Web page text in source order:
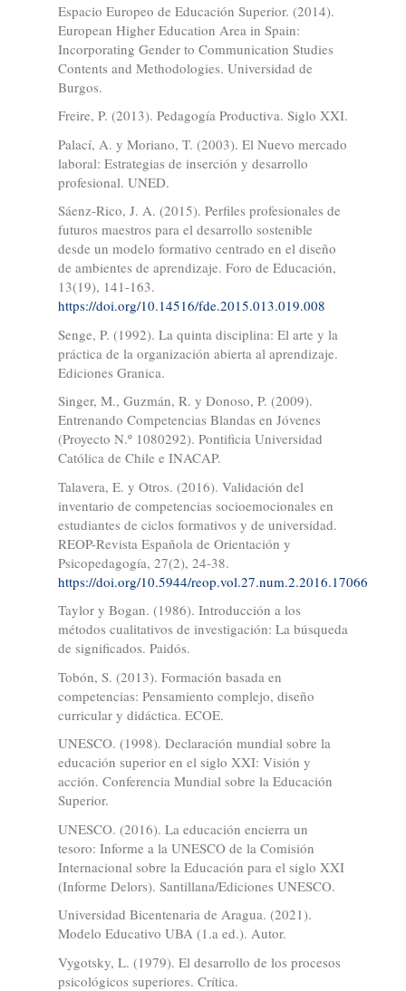
Espacio Europeo de Educación Superior. (2014).
European Higher Education Area in Spain:
Incorporating Gender to Communication Studies
Contents and Methodologies. Universidad de
Burgos.
Freire, P. (2013). Pedagogía Productiva. Siglo XXI.
Palací, A. y Moriano, T. (2003). El Nuevo mercado
laboral: Estrategias de inserción y desarrollo
profesional. UNED.
Sáenz-Rico, J. A. (2015). Perfiles profesionales de
futuros maestros para el desarrollo sostenible
desde un modelo formativo centrado en el diseño
de ambientes de aprendizaje. Foro de Educación,
13(19), 141-163.
https://doi.org/10.14516/fde.2015.013.019.008
Senge, P. (1992). La quinta disciplina: El arte y la
práctica de la organización abierta al aprendizaje.
Ediciones Granica.
Singer, M., Guzmán, R. y Donoso, P. (2009).
Entrenando Competencias Blandas en Jóvenes
(Proyecto N.º 1080292). Pontificia Universidad
Católica de Chile e INACAP.
Talavera, E. y Otros. (2016). Validación del
inventario de competencias socioemocionales en
estudiantes de ciclos formativos y de universidad.
REOP-Revista Española de Orientación y
Psicopedagogía, 27(2), 24-38.
https://doi.org/10.5944/reop.vol.27.num.2.2016.17066
Taylor y Bogan. (1986). Introducción a los
métodos cualitativos de investigación: La búsqueda
de significados. Paidós.
Tobón, S. (2013). Formación basada en
competencias: Pensamiento complejo, diseño
curricular y didáctica. ECOE.
UNESCO. (1998). Declaración mundial sobre la
educación superior en el siglo XXI: Visión y
acción. Conferencia Mundial sobre la Educación
Superior.
UNESCO. (2016). La educación encierra un
tesoro: Informe a la UNESCO de la Comisión
Internacional sobre la Educación para el siglo XXI
(Informe Delors). Santillana/Ediciones UNESCO.
Universidad Bicentenaria de Aragua. (2021).
Modelo Educativo UBA (1.a ed.). Autor.
Vygotsky, L. (1979). El desarrollo de los procesos
psicológicos superiores. Crítica.